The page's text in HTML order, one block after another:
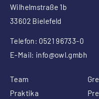
Wilhelmstraße 1b
33602 Bielefeld
Telefon: 0521 96733-0
E-Mail: info@owl.gmbh
Team
Praktika